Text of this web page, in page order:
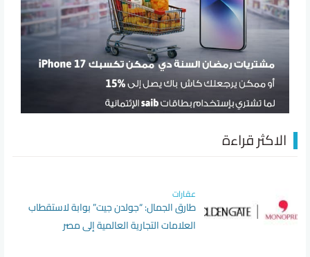
الاكثر قراءة
عقارات
طارق الجمال: “جولدن جيت” بوابة لاستقطاب
العلامات التجارية العالمية إلى مصر